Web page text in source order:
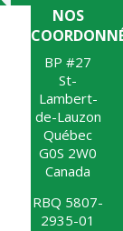
NOS
BP #27
St-
Lambert-
de-Lauzon
Québec
G0S 2W0
Canada
RBQ 5807-
2935-01